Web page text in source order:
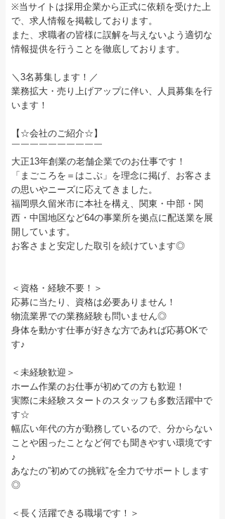
※当サイトは採用企業から正式に依頼を受けた上
で、求人情報を掲載しております。
また、求職者の皆様に誤解を与えないよう適切な
情報提供を行うことを徹底しております。
＼3名募集します！／
業務拡大・売り上げアップに伴い、人員募集を行
います！
【☆会社のご紹介☆】
￣￣￣￣￣￣￣￣￣￣
大正13年創業の老舗企業でのお仕事です！
「まごころを＝はこぶ」を理念に掲げ、お客さま
の思いやニーズに応えてきました。
福岡県久留米市に本社を構え、関東・中部・関
西・中国地区など64の事業所を拠点に配送業を展
開しています。
お客さまと安定した取引を続けています◎
＜資格・経験不要！＞
応募に当たり、資格は必要ありません！
物流業界での業務経験も問いません◎
身体を動かす仕事が好きな方であれば応募OKで
す♪
＜未経験歓迎＞
ホーム作業のお仕事が初めての方も歓迎！
実際に未経験スタートのスタッフも多数活躍中で
す☆
幅広い年代の方が勤務しているので、分からない
ことや困ったことなど何でも聞きやすい環境です
♪
あなたの”初めての挑戦”を全力でサポートします
◎
＜長く活躍できる職場です！＞